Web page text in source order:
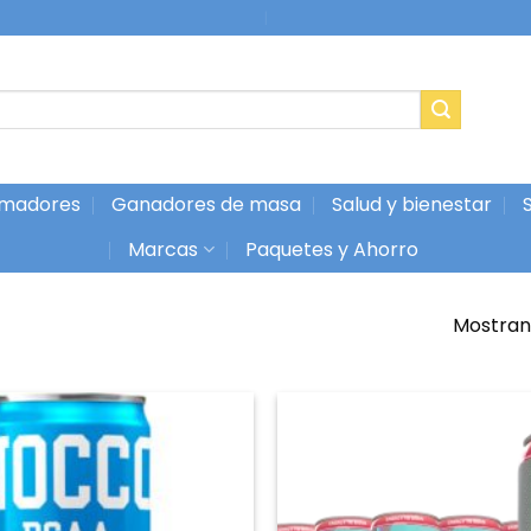
Ganadores de masa Salud y bienestar
Marcas
Paquetes y Ahorro